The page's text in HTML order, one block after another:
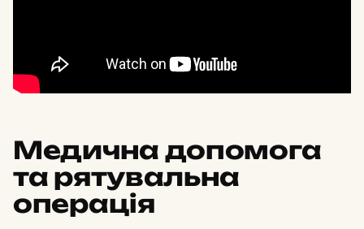
Медична допомога
та рятувальна
операція